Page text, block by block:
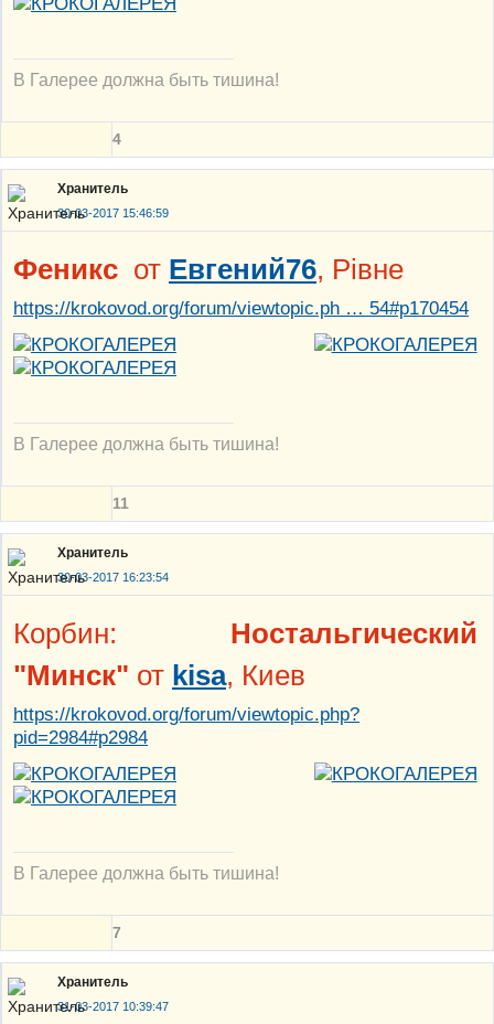
В Галерее должна быть тишина!
4
Хранитель
30-03-2017 15:46:59
Феникс от Евгений76, Рiвне
https://krokovod.org/forum/viewtopic.ph … 54#p170454
В Галерее должна быть тишина!
11
Хранитель
30-03-2017 16:23:54
Корбин: Ностальгический
"Минск" от kisa, Киев
https://krokovod.org/forum/viewtopic.php?
pid=2984#p2984
В Галерее должна быть тишина!
7
Хранитель
31-03-2017 10:39:47